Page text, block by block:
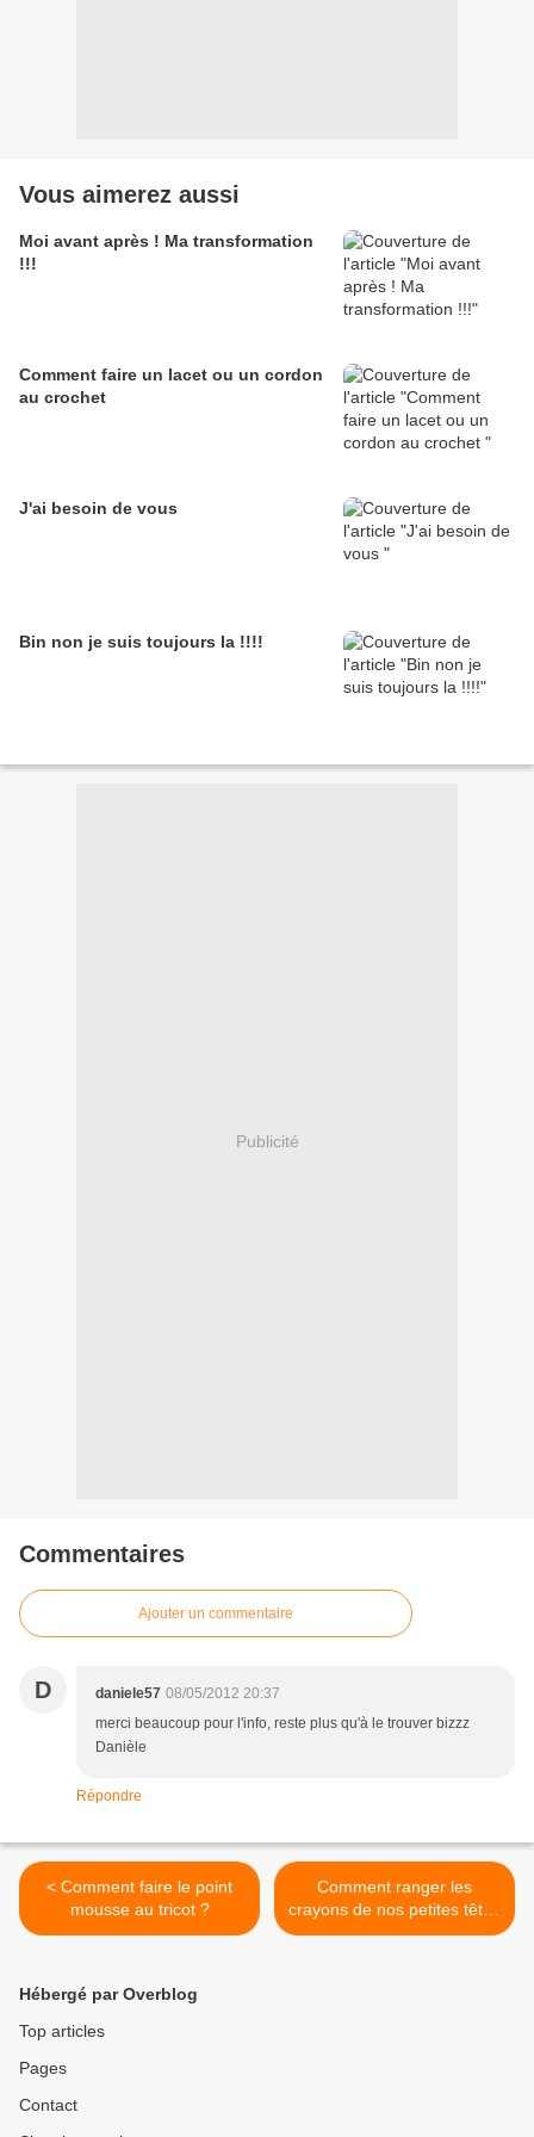
Vous aimerez aussi
Moi avant après ! Ma transformation
!!!
Comment faire un lacet ou un cordon
au crochet
J'ai besoin de vous
Bin non je suis toujours la !!!!
Publicité
Commentaires
Ajouter un commentaire
D daniele57 08/05/2012 20:37
merci beaucoup pour l'info, reste plus qu'à le trouver bizzz
Danièle
Répondre
< Comment faire le point
mousse au tricot ?
Comment ranger les
crayons de nos petites têtes
blonde ou brune ? 2 >
Hébergé par Overblog
Top articles
Pages
Contact